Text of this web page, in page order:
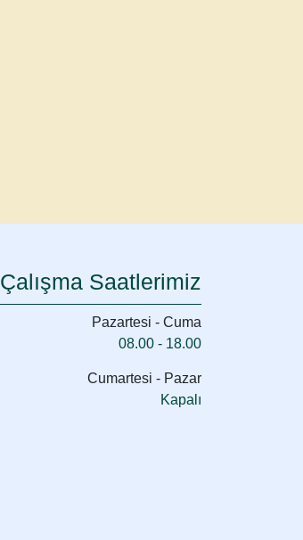
Çalışma Saatlerimiz
Pazartesi - Cuma
08.00 - 18.00
Cumartesi - Pazar
Kapalı